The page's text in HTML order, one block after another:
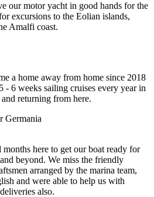
our motor yacht in good hands for the
excursions to the Eolian islands,
Amalfi coast.
a home away from home since 2018
- 6 weeks sailing cruises every year in
returning from here.
Germania
here to get our boat ready for
beyond. We miss the friendly
arranged by the marina team,
and were able to help us with
also.